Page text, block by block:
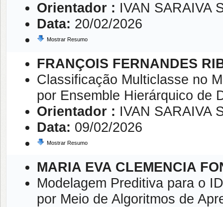
Orientador : IVAN SARAIVA
Data: 20/02/2026
Mostrar Resumo
FRANÇOIS FERNANDES
Classificação Multiclasse no
por Ensemble Hierárquico de
Orientador : IVAN SARAIVA
Data: 09/02/2026
Mostrar Resumo
MARIA EVA CLEMENCIA
Modelagem Preditiva para o
por Meio de Algoritmos de